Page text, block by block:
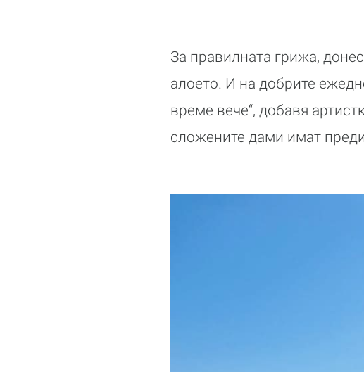
За правилната грижа,
алоето. И на добрите
време вече“, добавя
сложените дами имат